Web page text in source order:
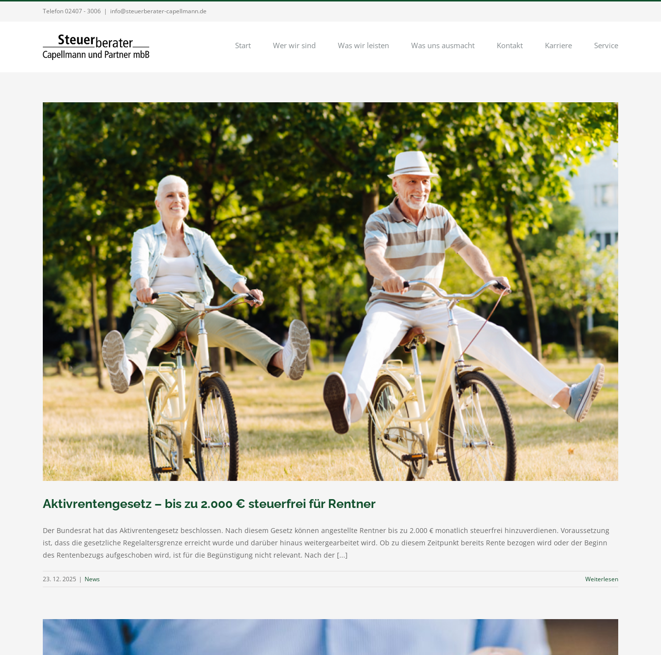
Telefon 02407 - 3006 | info@steuerberater-capellmann.de
Start Wer wir sind Was wir leisten Was uns ausmacht Kontakt Karriere Service
Aktivrentengesetz – bis zu 2.000 € steuerfrei für Rentner
Der Bundesrat hat das Aktivrentengesetz beschlossen. Nach diesem Gesetz können angestellte Rentner bis zu 2.000 € monatlich steuerfrei hinzuverdienen. Voraussetzung
ist, dass die gesetzliche Regelaltersgrenze erreicht wurde und darüber hinaus weitergearbeitet wird. Ob zu diesem Zeitpunkt bereits Rente bezogen wird oder der Beginn
des Rentenbezugs aufgeschoben wird, ist für die Begünstigung nicht relevant. Nach der [...]
23. 12. 2025 | News Weiterlesen